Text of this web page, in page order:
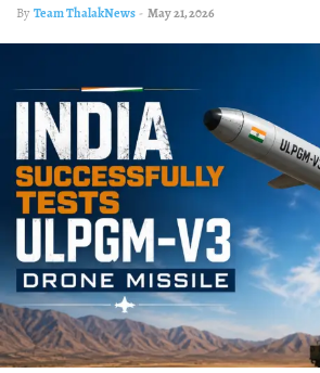
By Team ThalakNews- May 21, 2026